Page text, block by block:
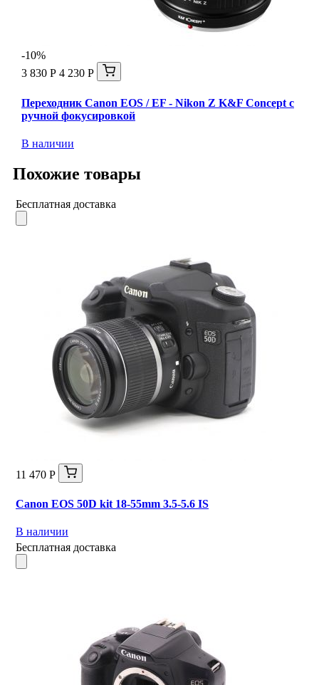
-10%
3 830 Р 4 230 Р
Переходник Canon EOS / EF - Nikon Z K&F Concept с
ручной фокусировкой
В наличии
Похожие товары
Бесплатная доставка
11 470 Р
Canon EOS 50D kit 18-55mm 3.5-5.6 IS
В наличии
Бесплатная доставка